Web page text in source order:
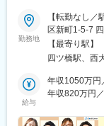
勤務地
【転勤なし
区新町1-5-7
「四ツ橋駅」
※受動喫煙対
【最寄り駅】
四ツ橋駅、西
給与
年収1050万円
年収820万円